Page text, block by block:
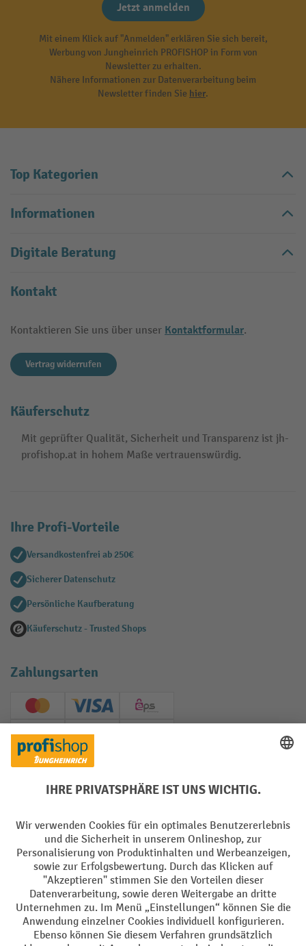
Jetzt anmelden
Mit einem Klick auf "Anmelden" erklären Sie sich bereit,
Werbung von Jungheinrich PROFISHOP in Form von
Newsletter zu erhalten.
Nähere Informationen zur Datenverarbeitung beim
Newsletter finden Sie hier.
Top Kategorien
Informationen
Digitale Beratung
Kontakt
Kontaktieren Sie uns über unser Kontaktformular.
Vertrag widerrufen
Käuferschutz
Mit geprüfter Qualität, Sicherheit und Transparenz ist jh-
profishop.at in hohem Maße vertrauenswürdig.
Ihre Profi-Vorteile
Versandkostenfrei ab 250€
Sicherer Datenschutz
Persönliche Kaufberatung
Käuferschutz - Trusted Shops
Zahlungsarten
Creditcard (Master)Creditcard (Visa)
EPS
PayPal
Soziale Netzwerke
Impressum Datenschutz
Barrierefreiheit Privacy Settings
Alle Preise exkl. gesetzl. Mehrwertsteuer zzgl.Versandkostenund ggf.